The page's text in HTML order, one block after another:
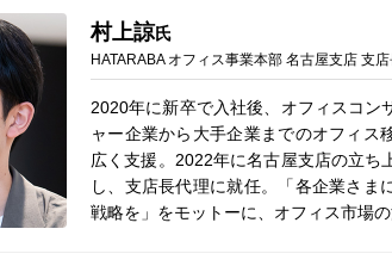
村上諒氏
HATARABA オフィス事業本部 名古屋支店 支
2020年に新卒で入社後、オフィスコン
ャー企業から大手企業までのオフィス
広く支援。2022年に名古屋支店の立ち
し、支店長代理に就任。「各企業さま
戦略を」をモットーに、オフィス市場の